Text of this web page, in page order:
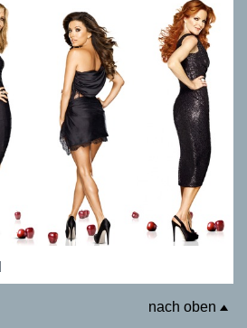
nach oben